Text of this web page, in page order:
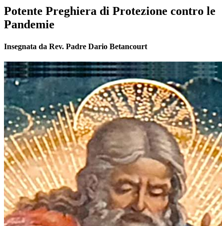
Potente Preghiera di Protezione contro le
Pandemie
Insegnata da Rev. Padre Dario Betancourt